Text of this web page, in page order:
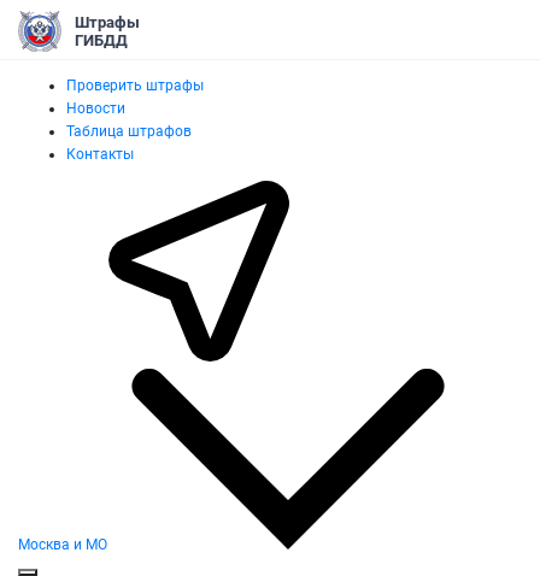
Штрафы
ГИБДД
Проверить штрафы
Новости
Таблица штрафов
Контакты
Москва и МО